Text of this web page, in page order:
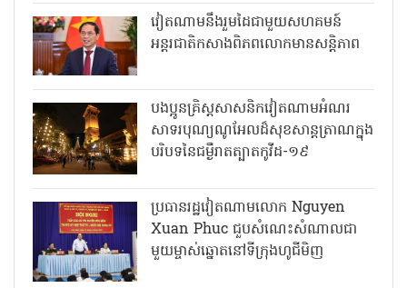
វៀតណាមនឹងរួមដៃជាមួយសហគមន៍
អន្តរជាតិកសាងពិភពលោកមានសន្តិភាព
បងប្អូនគ្រិស្តសាសនិកវៀតណាមអំណរ
សាទរបុណ្យណូអែលដ៏សុខសាន្តត្រាណក្នុង
បរិបទនៃជម្ងឺរាតត្បាតកូវីដ-១៩
ប្រធានរដ្ឋវៀតណាមលោក Nguyen
Xuan Phuc ជួបសំណេះសំណាលជា
មួយម្ចាស់ឆ្នោតនៅទីក្រុងហូជីមិញ